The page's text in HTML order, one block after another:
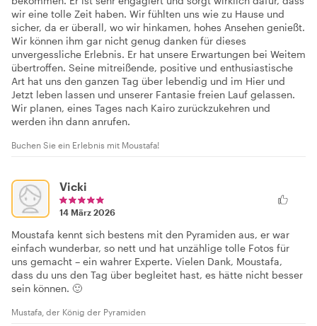
wir eine tolle Zeit haben. Wir fühlten uns wie zu Hause und
sicher, da er überall, wo wir hinkamen, hohes Ansehen genießt.
Wir können ihm gar nicht genug danken für dieses
unvergessliche Erlebnis. Er hat unsere Erwartungen bei Weitem
übertroffen. Seine mitreißende, positive und enthusiastische
Art hat uns den ganzen Tag über lebendig und im Hier und
Jetzt leben lassen und unserer Fantasie freien Lauf gelassen.
Wir planen, eines Tages nach Kairo zurückzukehren und
werden ihn dann anrufen.
Buchen Sie ein Erlebnis mit Moustafa!
Vicki
14 März 2026
Moustafa kennt sich bestens mit den Pyramiden aus, er war
einfach wunderbar, so nett und hat unzählige tolle Fotos für
uns gemacht – ein wahrer Experte. Vielen Dank, Moustafa,
dass du uns den Tag über begleitet hast, es hätte nicht besser
sein können. 🙂
Mustafa, der König der Pyramiden